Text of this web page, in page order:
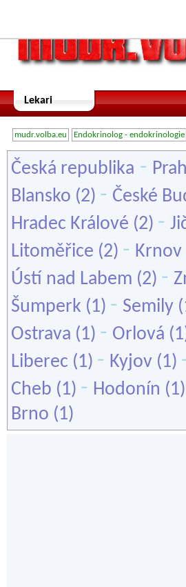
Lekari
mudr.volba.eu Endokrinolog - endokrinologie
Česká republika -
Blansko (2) - České
Hradec Králové (2) -
Litoměřice (2) - Krnov
Ústí nad Labem (2) -
Šumperk (1) - Semily
Ostrava (1) - Orlová
Liberec (1) - Kyjov (1)
Cheb (1) - Hodonín (1)
Brno (1)